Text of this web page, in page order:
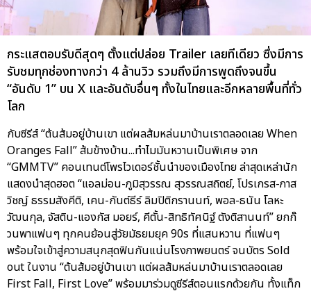
กระแสตอบรับดีสุดๆ ตั้งแต่ปล่อย Trailer เลยทีเดียว ซึ่งมีการ
รับชมทุกช่องทางกว่า 4 ล้านวิว รวมถึงมีการพูดถึงจนขึ้น
“อันดับ 1” บน X และอันดับอื่นๆ ทั้งในไทยและอีกหลายพื้นที่ทั่ว
โลก
กับซีรีส์ “ต้นส้มอยู่บ้านเขา แต่ผลส้มหล่นมาบ้านเราตลอดเลย When
Oranges Fall” ส้มข้างบ้าน...ทำไมมันหวานเป็นพิเศษ จาก
“GMMTV” คอนเทนต์โพรไวเดอร์ชั้นนำของเมืองไทย ล่าสุดเหล่านัก
แสดงนำสุดฮอต “แอลม่อน-ภูมิสุวรรณ สุวรรณสถิตย์, โปรเกรส-ภาส
วิชญ์ ธรรมสังคีติ, เคน-กันต์ธีร์ ลิมปิติกรานนท์, พอล-ธนัน โลหะ
วัฒนกุล, จัสติน-แองกัส มอยร์, คีตั้น-สิทธิทัศนิฐ์ ตังติสานนท์” ยกก๊
วนพาแฟนๆ ทุกคนย้อนสู่วัยมัธยมยุค 90s ที่แสนหวาน ที่แฟนๆ
พร้อมใจเข้าสู่ความสนุกสุดฟินกันแน่นโรงภาพยนตร์ จนบัตร Sold
out ในงาน “ต้นส้มอยู่บ้านเขา แต่ผลส้มหล่นมาบ้านเราตลอดเลย
First Fall, First Love” พร้อมมาร่วมดูซีรีส์ตอนแรกด้วยกัน ทั้งแท็ก